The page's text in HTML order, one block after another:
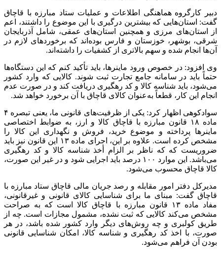
دبیر کارگروه هماهنگی اطلاعات و عملیات ستاد مبارزه با قاچاق
گفت: استان‌هایی که بیشترین درگیری با این موضوع را داشتند، اعم
از استان‌های مرزی و همچنین استان‌های عمقی، شامل آذربایجان
شرقی، بوشهر، خوزستان و فارس بوده‌اند که برخوردهای لازم در
آن‌ها انجام شده و سهم بالاتری از کشفیات را داشته‌اند.
وی افزود: در خصوص ورود ماینرها، باید تأکید کنم که این دستگاه‌ها
حتماً باید در سامانه جامع تجارت ثبت شوند. کالایی که وارد کشور
می‌شود، باید شناسه کالا و کد رهگیری دریافت کند و در صورت عدم
انجام این کار، قطعاً به‌عنوان کالای قاچاق با آن برخورد خواهد شد.
سوادکوهی اظهار کرد: یکی از ظرفیت‌های قانونی ما، یعنی تبصره ۴
ماده ۱۸ قانون مبارزه با قاچاق کالا و ارز، به ضوابط اختصاصی
ماینرها پرداخته و موضوع خرید، فروش و نگهداری این کالا را
مشخص کرده است. علاوه بر این، اجرای ماده ۱۳ این قانون نیز باید
ضروریست که که ناظر بر الزام أخذ شناسه کالا و کد رهگیری
می‌باشد. این موارد ۱۰۰ درصد باید اجرایی شود و در غیر این صورت،
کالا قاچاق محسوب می‌شود.
مدیرکل دفتر امور مقابله و رصد جریان مالی قاچاق ستاد مبارزه با
قاچاق گفت: مبنای ما برای شناسایی کالای قانونی و غیرقانونی،
مفاد ماده ۱۳ قانون مبارزه با قاچاق کالا است که به صراحت
مشخص می‌کند کالایی که ثبت نشده، مشمول مجازات است. چه از
طریق کولبری و چه روش‌های دیگر وارد کشور شده باشد، در هر
صورت، با اخذ کد رهگیری و شناسه کالا، امکان شناسایی قانونی
بودن آن فراهم می‌شود.